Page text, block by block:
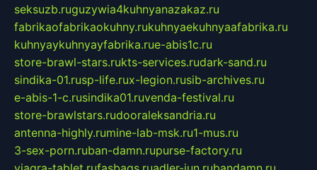
seksuzb.ruguzywia4kuhnyanazakaz.ru
fabrikaofabrikaokuhny.rukuhnyaekuhnyaafabrika.ru
kuhnyaykuhnyayfabrika.rue-abis1c.ru
store-brawl-stars.rukts-services.rudark-sand.ru
sindika-01.rusp-life.rux-legion.rusib-archives.ru
e-abis-1-c.rusindika01.ruvenda-festival.ru
store-brawlstars.rudooraleksandria.ru
antenna-highly.rumine-lab-msk.ru1-mus.ru
3-sex-porn.ruban-damn.rupurse-factory.ru